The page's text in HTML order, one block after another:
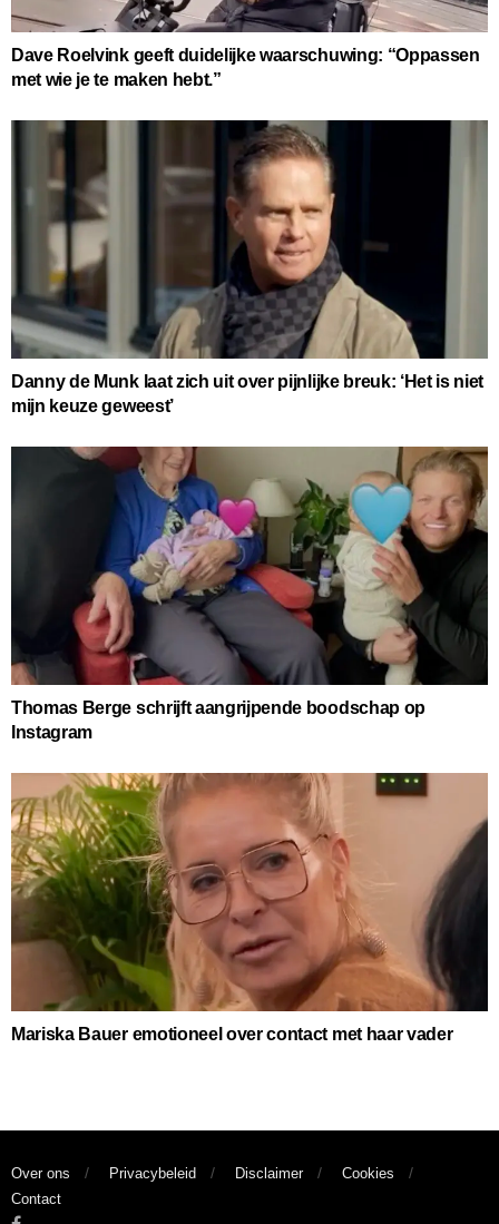
Dave Roelvink geeft duidelijke waarschuwing: “Oppassen
met wie je te maken hebt.”
Danny de Munk laat zich uit over pijnlijke breuk: ‘Het is niet
mijn keuze geweest’
Thomas Berge schrijft aangrijpende boodschap op
Instagram
Mariska Bauer emotioneel over contact met haar vader
Over ons Privacybeleid Disclaimer
Cookies
Contact